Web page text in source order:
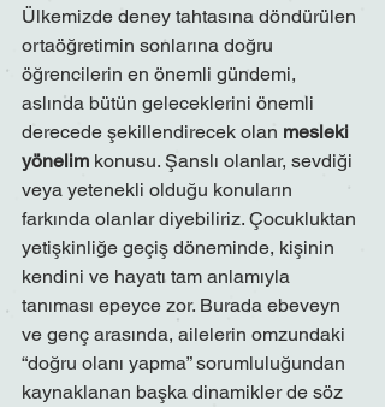
Ülkemizde deney tahtasına döndürülen
ortaöğretimin sonlarına doğru
öğrencilerin en önemli gündemi,
aslında bütün geleceklerini önemli
derecede şekillendirecek olan mesleki
yönelim konusu. Şanslı olanlar, sevdiği
veya yetenekli olduğu konuların
farkında olanlar diyebiliriz. Çocukluktan
yetişkinliğe geçiş döneminde, kişinin
kendini ve hayatı tam anlamıyla
tanıması epeyce zor. Burada ebeveyn
ve genç arasında, ailelerin omzundaki
“doğru olanı yapma” sorumluluğundan
kaynaklanan başka dinamikler de söz